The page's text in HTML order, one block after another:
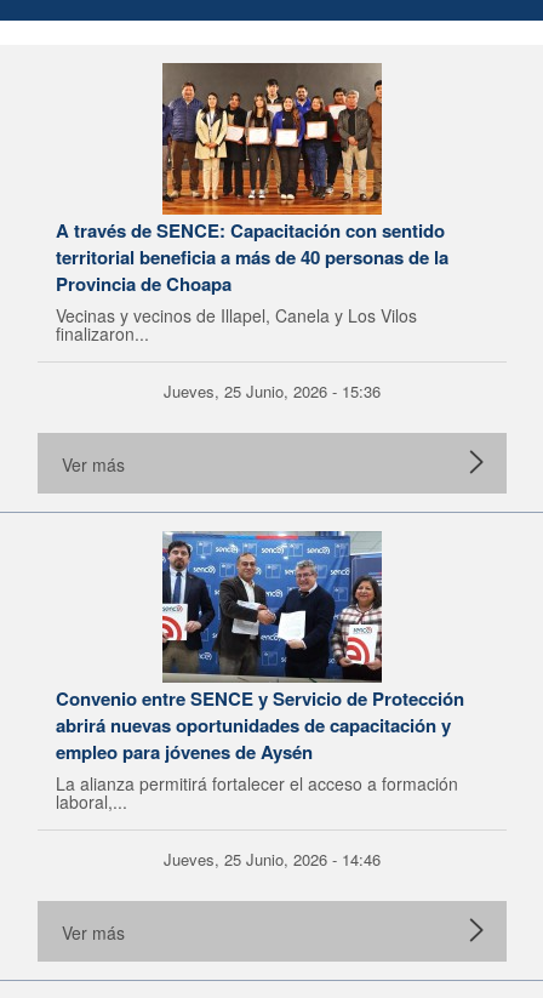
A través de SENCE: Capacitación con sentido
territorial beneficia a más de 40 personas de la
Provincia de Choapa
Vecinas y vecinos de Illapel, Canela y Los Vilos
finalizaron...
Jueves, 25 Junio, 2026 - 15:36
Ver más
Convenio entre SENCE y Servicio de Protección
abrirá nuevas oportunidades de capacitación y
empleo para jóvenes de Aysén
La alianza permitirá fortalecer el acceso a formación
laboral,...
Jueves, 25 Junio, 2026 - 14:46
Ver más